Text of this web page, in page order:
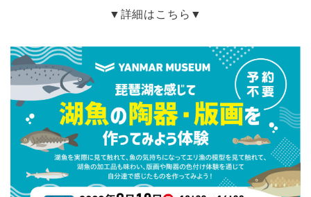
▼詳細はこちら▼